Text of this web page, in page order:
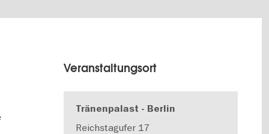
Veranstaltungsort
Tränenpalast - Berlin
Reichstagufer 17